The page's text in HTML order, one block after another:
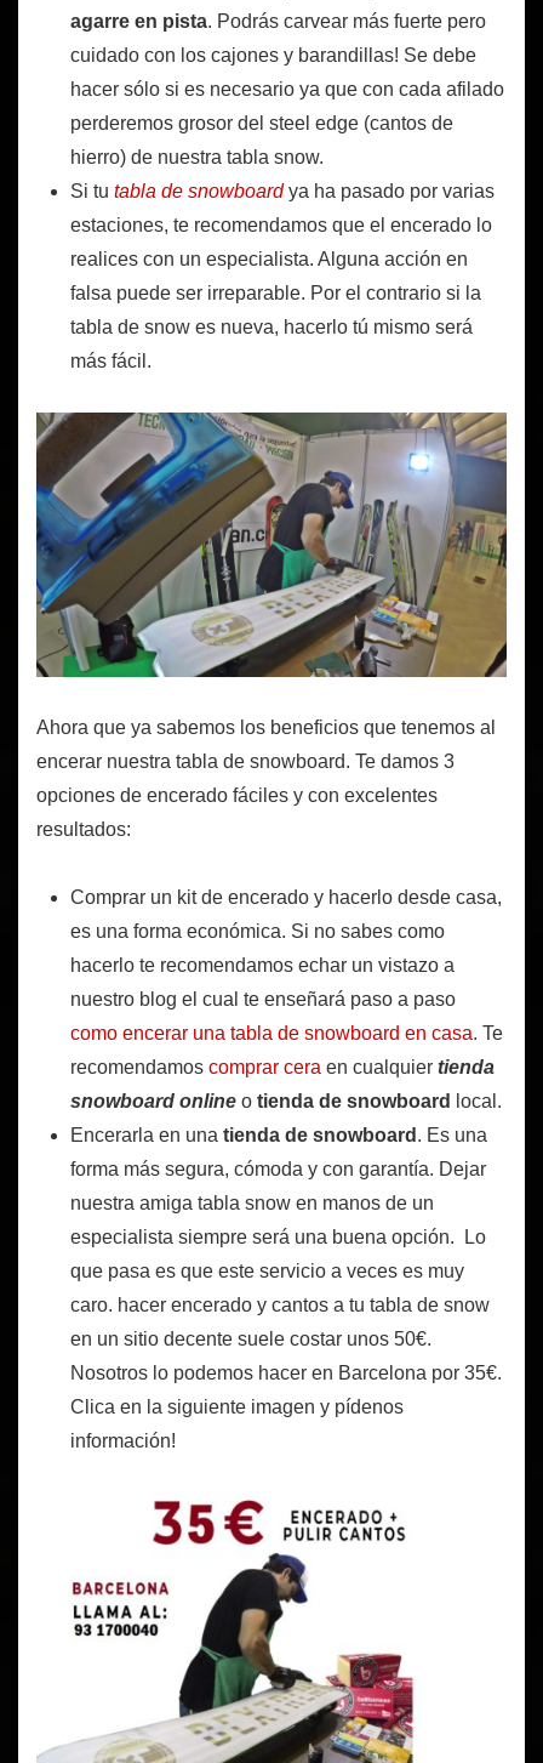
agarre en pista. Podrás carvear más fuerte pero
cuidado con los cajones y barandillas! Se debe
hacer sólo si es necesario ya que con cada afilado
perderemos grosor del steel edge (cantos de
hierro) de nuestra tabla snow.
Si tu tabla de snowboardya ha pasado por varias
estaciones, te recomendamos que el encerado lo
realices con un especialista. Alguna acción en
falsa puede ser irreparable. Por el contrario si la
tabla de snow es nueva, hacerlo tú mismo será
más fácil.
Ahora que ya sabemos los beneficios que tenemos al
encerar nuestra tabla de snowboard. Te damos 3
opciones de encerado fáciles y con excelentes
resultados:
Comprar un kit de encerado y hacerlo desde casa,
es una forma económica. Si no sabes como
hacerlo te recomendamos echar un vistazo a
nuestro blog el cual te enseñará paso a paso
como encerar una tabla de snowboard en casa. Te
recomendamos comprar cera en cualquier tienda
snowboard online o tienda de snowboard
local.
Encerarla en una tienda de snowboard . Es una
forma más segura, cómoda y con garantía. Dejar
nuestra amiga tabla snow en manos de un
especialista siempre será una buena opción. Lo
que pasa es que este servicio a veces es muy
caro. hacer encerado y cantos a tu tabla de snow
en un sitio decente suele costar unos 50€.
Nosotros lo podemos hacer en Barcelona por 35€.
Clica en la siguiente imagen y pídenos
información!